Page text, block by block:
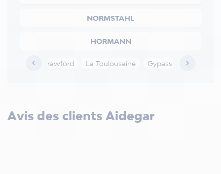
NORMSTAHL
HORMANN
 Crawford La Toulousaine Gypass Tubauto

Avis des clients Aidegar